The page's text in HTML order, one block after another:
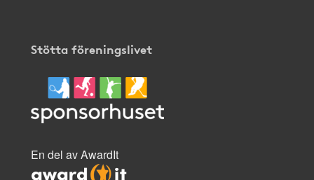
Stötta föreningslivet
En del av AwardIt